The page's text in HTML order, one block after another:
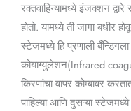
रक्तवाहिन्यामध्ये इंजक्शन
होतो. यामध्ये ती जागा बधीर
स्टेजमध्ये हि प्रणाली
कोयाग्युलेशन(Infrared
किरणांचा वापर कोम्बावर
पाहिल्या आणि दुसऱ्या स्टेजमध्ये